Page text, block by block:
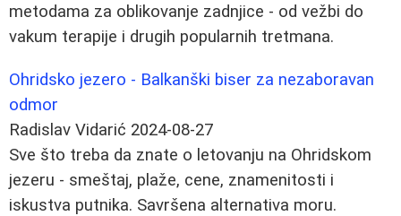
metodama za oblikovanje zadnjice - od vežbi do
vakum terapije i drugih popularnih tretmana.
Ohridsko jezero - Balkanški biser za nezaboravan
odmor
Radislav Vidarić 2024-08-27
Sve što treba da znate o letovanju na Ohridskom
jezeru - smeštaj, plaže, cene, znamenitosti i
iskustva putnika. Savršena alternativa moru.